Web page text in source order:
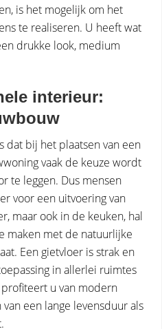
is het mogelijk om het
te realiseren. U heeft wat
drukke look, medium
interieur:
dat bij het plaatsen van een
vaak de keuze wordt
te leggen. Dus mensen
voor een uitvoering van
maar ook in de keuken, hal
maken met de natuurlijke
Een gietvloer is strak en
in allerlei ruimtes
u van modern
een lange levensduur als